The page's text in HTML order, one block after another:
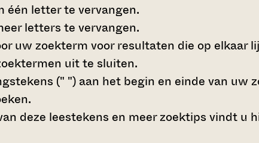
één letter te vervangen.
letters te vervangen.
uw zoekterm voor resultaten die op elkaar
uit te sluiten.
(" ") aan het begin en einde van uw
deze leestekens en meer zoektips vindt u